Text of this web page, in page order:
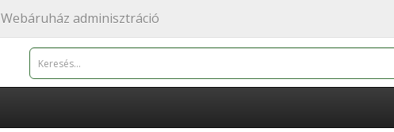
Webáruház adminisztráció